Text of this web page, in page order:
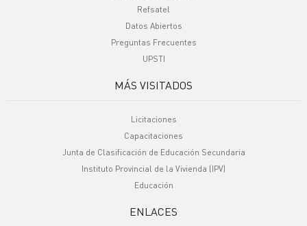
Refsatel
Datos Abiertos
Preguntas Frecuentes
UPSTI
MÁS VISITADOS
Licitaciones
Capacitaciones
Junta de Clasificación de Educación Secundaria
Instituto Provincial de la Vivienda (IPV)
Educación
ENLACES